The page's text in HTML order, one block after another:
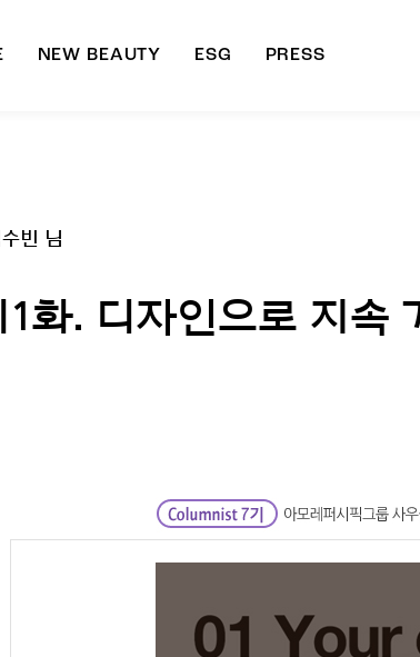
NEW BEAUTY ESG PRESS
빈 님
1화. 디자인으로 지속